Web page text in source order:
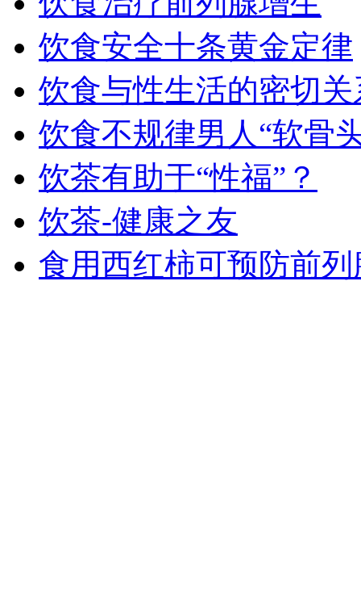
饮食安全十条黄金定律
饮食与性生活的密切关
饮食不规律男人“软骨
饮茶有助于“性福”？
饮茶-健康之友
食用西红柿可预防前列